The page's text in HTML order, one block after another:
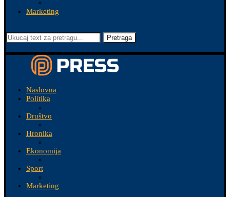
Marketing
Pretraga
Naslovna
Politika
Društvo
Hronika
Ekonomija
Sport
Marketing